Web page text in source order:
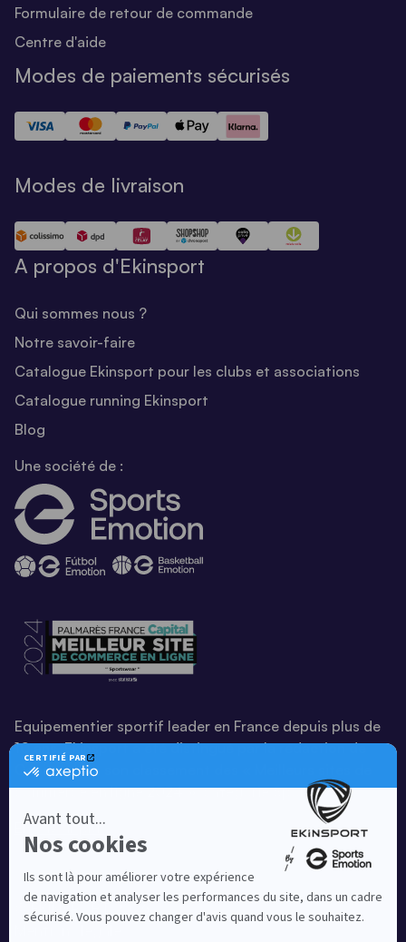
Formulaire de retour de commande
Centre d'aide
Modes de paiements sécurisés
Modes de livraison
A propos d'Ekinsport
Qui sommes nous ?
Notre savoir-faire
Catalogue Ekinsport pour les clubs et associations
Catalogue running Ekinsport
Blog
Une société de :
Equipementier sportif leader en France depuis plus de
10 ans, Ekinsport a été distingué par la rédaction de
Capital dans son classement des « Meilleurs sites de
commerce en ligne 2024 », catégorie Sportswear.
En savoir plus
© EKINSPORT 2026